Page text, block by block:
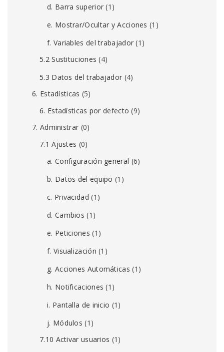
d. Barra superior (1)
e. Mostrar/Ocultar y Acciones (1)
f. Variables del trabajador (1)
5.2 Sustituciones (4)
5.3 Datos del trabajador (4)
6. Estadísticas (5)
6. Estadísticas por defecto (9)
7. Administrar (0)
7.1 Ajustes (0)
a. Configuración general (6)
b. Datos del equipo (1)
c. Privacidad (1)
d. Cambios (1)
e. Peticiones (1)
f. Visualización (1)
g. Acciones Automáticas (1)
h. Notificaciones (1)
i. Pantalla de inicio (1)
j. Módulos (1)
7.10 Activar usuarios (1)